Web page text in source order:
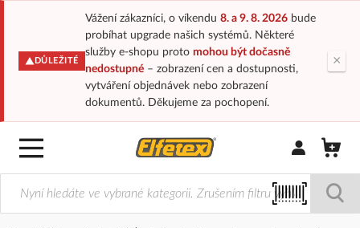
DŮLEŽITÉ
Vážení zákazníci, o víkendu 8. a 9. 8. 2026bude
probíhat upgrade našich systémů. Některé
služby e-shopu proto mohou být dočasně
nedostupné– zobrazení cen a dostupnosti,
vytváření objednávek nebo zobrazení
dokumentů. Děkujeme za pochopení.
×
Přihlásit/